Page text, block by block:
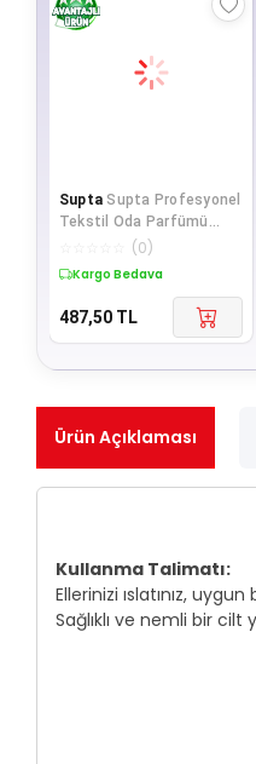
Supta Supta Profesyonel
Tekstil Oda Parfümü
Spring 0.75 Litre
(0)
Kargo Bedava
487,50 TL
Ürün Açıklaması
Kullanma Talimatı:
Ellerinizi ıslatınız,
Sağlıklı ve nemli bir cilt